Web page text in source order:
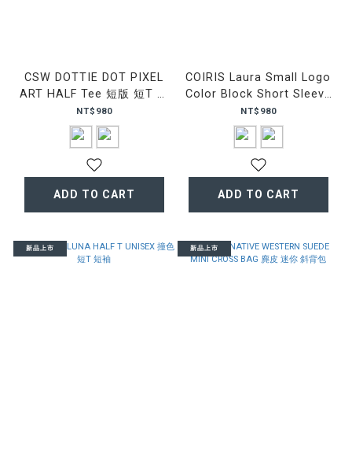
CSW DOTTIE DOT PIXEL
ART HALF Tee 短版 短T 短
袖
NT$980
ADD TO CART
COIRIS Laura Small Logo
Color Block Short Sleeve
T 拼色 短T 短袖
NT$980
ADD TO CART
新品上市 新品上市